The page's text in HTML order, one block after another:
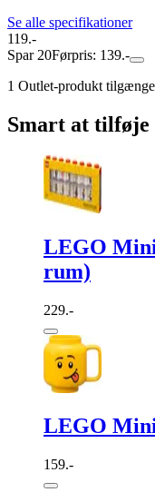
Se alle specifikationer
119.-
Spar 20Førpris: 139.-
1 Outlet-produkt
Smart at tilføje
LEGO
rum)
229.-
LEGO
159.-